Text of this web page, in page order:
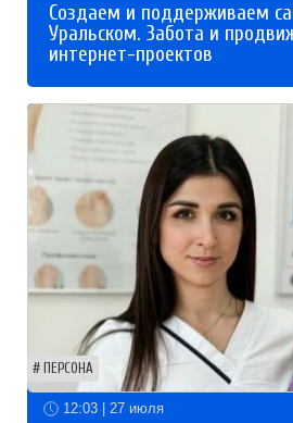
Создаем и поддерживаем
Уральском. Забота и
интернет-проектов
ПЕРСОНА
12:03 | 27 июля